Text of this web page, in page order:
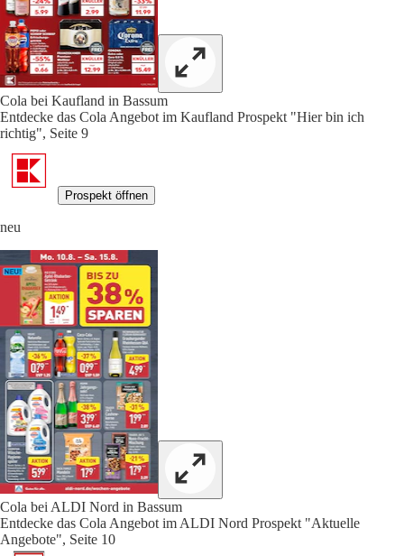
Cola bei Kaufland in Bassum
Entdecke das Cola Angebot im Kaufland Prospekt "Hier bin ich
richtig", Seite 9
Prospekt öffnen
neu
Cola bei ALDI Nord in Bassum
Entdecke das Cola Angebot im ALDI Nord Prospekt "Aktuelle
Angebote", Seite 10